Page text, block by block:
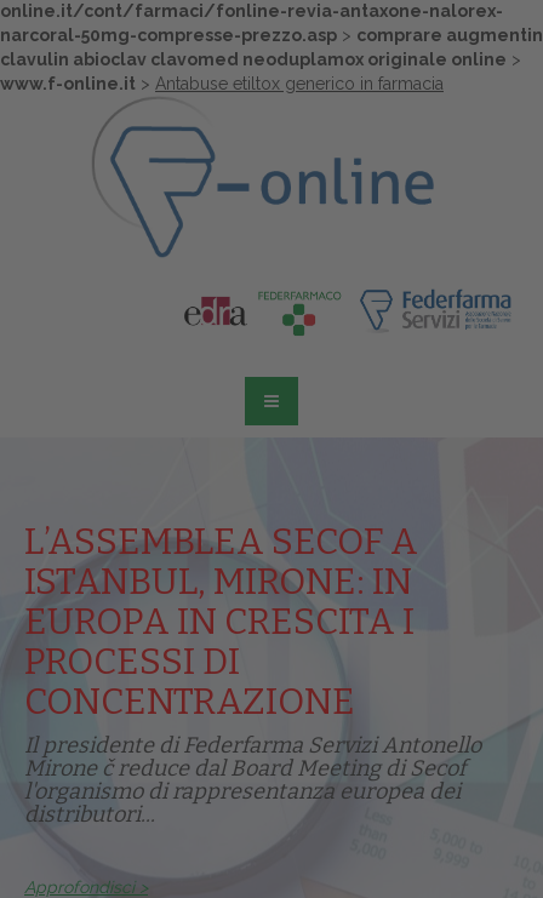
online.it/cont/farmaci/fonline-revia-antaxone-nalorex-
narcoral-50mg-compresse-prezzo.asp > comprare augmentin
clavulin abioclav clavomed neoduplamox originale online >
www.f-online.it > Antabuse etiltox generico in farmacia
L’ASSEMBLEA SECOF A
ISTANBUL, MIRONE: IN
EUROPA IN CRESCITA I
PROCESSI DI
CONCENTRAZIONE
Il presidente di Federfarma Servizi Antonello
Mirone č reduce dal Board Meeting di Secof
l'organismo di rappresentanza europea dei
distributori...
Approfondisci >